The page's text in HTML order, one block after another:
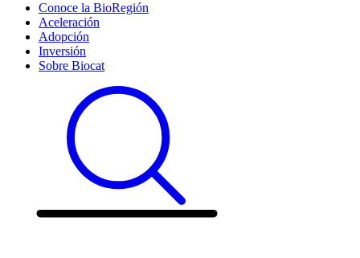
Conoce la BioRegión
Aceleración
Adopción
Inversión
Sobre Biocat